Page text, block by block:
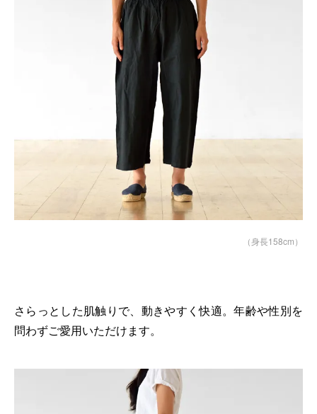
（身長158cm）
さらっとした肌触りで、動きやすく快適。年齢や性別を
問わずご愛用いただけます。